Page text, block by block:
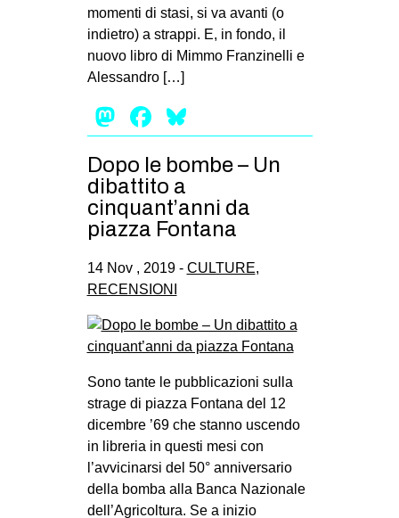
momenti di stasi, si va avanti (o
indietro) a strappi. E, in fondo, il
nuovo libro di Mimmo Franzinelli e
Alessandro […]
Mastodon
Facebook
Dopo le bombe – Un
dibattito a
cinquant’anni da
piazza Fontana
14 Nov , 2019 - CULTURE,
RECENSIONI
Sono tante le pubblicazioni sulla
strage di piazza Fontana del 12
dicembre ’69 che stanno uscendo
in libreria in questi mesi con
l’avvicinarsi del 50° anniversario
della bomba alla Banca Nazionale
dell’Agricoltura. Se a inizio